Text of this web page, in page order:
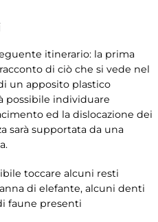
itinerario: la prima
di ciò che si vede nel
un apposito plastico
possibile individuare
ed la dislocazione dei
sarà supportata da una
toccare alcuni resti
di elefante, alcuni denti
faune presenti